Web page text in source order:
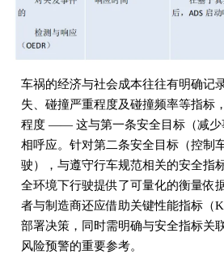
车祸的经济与社会成本往往有明确记
失、碰撞严重程度及碰撞频率等指标
程度 —— 这与第一条安全目标（减少
相呼应。针对第二条安全目标（控制
驶），与遵守行车规范相关的安全指
全环境下行驶提供了可量化的衡量依
者与制造商还应借助关键性能指标（
部署决策，同时需明确与安全指标关
风险预警的重要参考。